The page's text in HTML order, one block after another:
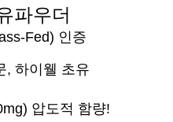
파우더
Fed) 인증
, 하이웰 초유
압도적 함량!